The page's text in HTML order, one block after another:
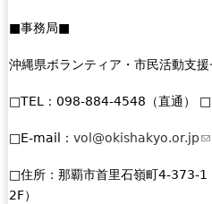
a
■事務局■
沖縄県ボランティア・市民活動支
□TEL：098-884-4548（直通）
□E-mail： vol@okishakyo.or.jp(
i
□住所：那覇市首里石嶺町4-373-1
2F）